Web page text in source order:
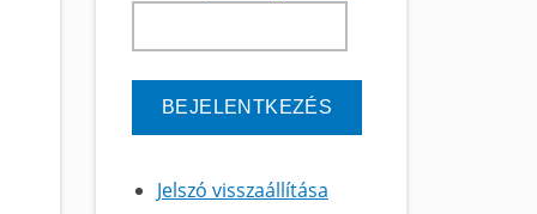
Jelszó visszaállítása